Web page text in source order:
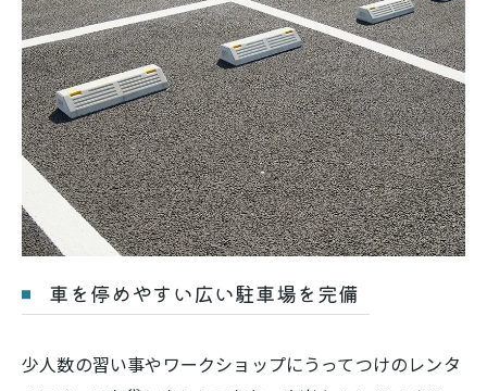
車を停めやすい広い駐車場を完備
少人数の習い事やワークショップにうってつけのレンタ